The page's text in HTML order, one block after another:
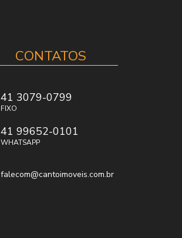
CONTATOS
41 3079-0799
FIXO
41 99652-0101
WHATSAPP
falecom@cantoimoveis.com.br